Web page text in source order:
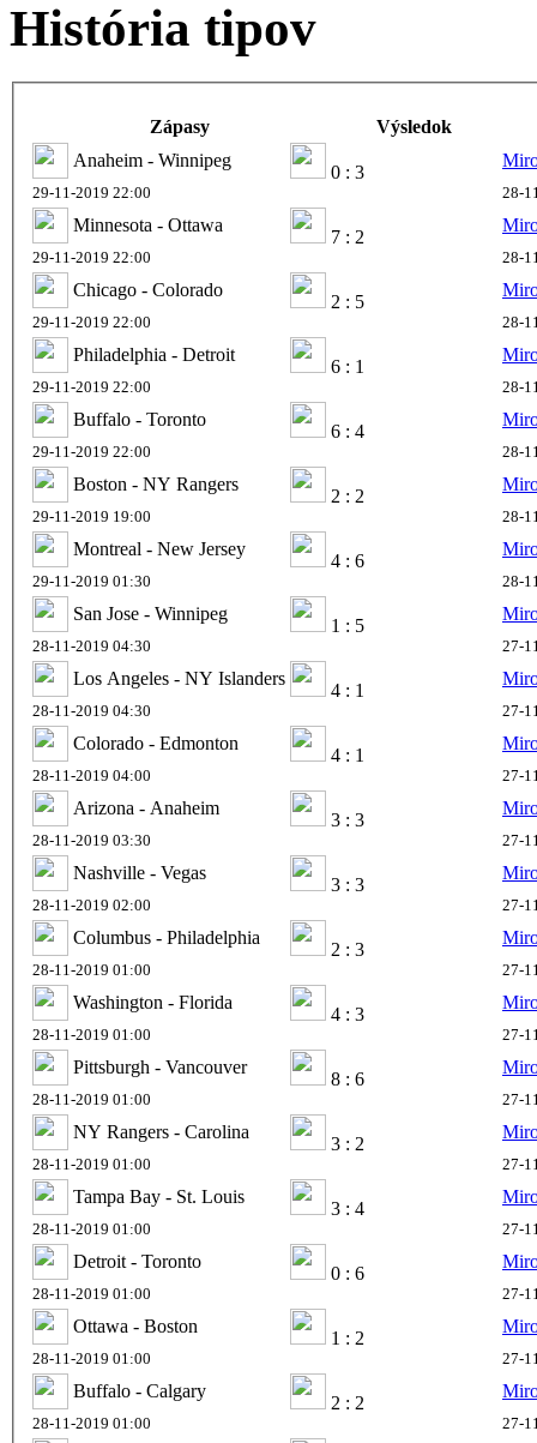
História tipov
Zápasy
Výsledok
Anaheim - Winnipeg
0 : 3
29-11-2019 22:00 28-
Minnesota - Ottawa
7 : 2
29-11-2019 22:00 28-
Chicago - Colorado
2 : 5
29-11-2019 22:00 28-
Philadelphia - Detroit
6 : 1
29-11-2019 22:00 28-
Buffalo - Toronto
6 : 4
29-11-2019 22:00 28-
Boston - NY Rangers
2 : 2
29-11-2019 19:00 28-
Montreal - New Jersey
4 : 6
29-11-2019 01:30 28-
San Jose - Winnipeg
1 : 5
28-11-2019 04:30 27-
Los Angeles - NY Islanders
4 : 1
28-11-2019 04:30 27-
Colorado - Edmonton
4 : 1
28-11-2019 04:00 27-
Arizona - Anaheim
3 : 3
28-11-2019 03:30 27-
Nashville - Vegas
3 : 3
28-11-2019 02:00 27-
Columbus - Philadelphia
2 : 3
28-11-2019 01:00 27-
Washington - Florida
4 : 3
28-11-2019 01:00 27-
Pittsburgh - Vancouver
8 : 6
28-11-2019 01:00 27-
NY Rangers - Carolina
3 : 2
28-11-2019 01:00 27-
Tampa Bay - St. Louis
3 : 4
28-11-2019 01:00 27-
Detroit - Toronto
0 : 6
28-11-2019 01:00 27-
Ottawa - Boston
1 : 2
28-11-2019 01:00 27-
Buffalo - Calgary
2 : 2
28-11-2019 01:00 27-